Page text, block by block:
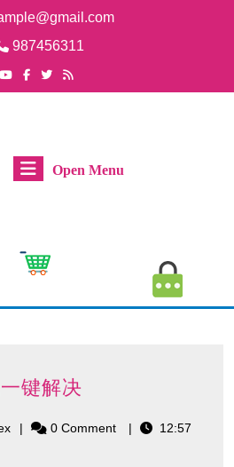
Email
987456311
Phone
Youtube
Facebook
TwitterRSS
Open MenuOpen
Cart
键解决
文
Alex 0 Comment
12:57